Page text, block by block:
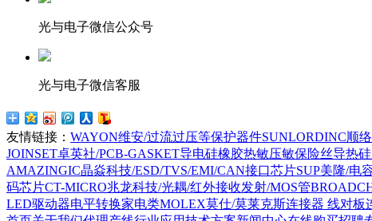
光与电子微信公众号
光与电子微信客服
友情链接： WAYON维安/过流过压等保护器件SUNLORDINC顺
JOINSET卓英社/PCB-GASKET导电硅橡胶热敏压敏保险丝导热
AMAZINGIC晶焱科技/ESD/TVS/EMI/CAN接口芯片SUP美隆/电
码芯片CT-MICRO兆龙科技/光耦/红外接收发射/MOS管
LED驱动器电平转换家电类MOLEX莫仕/莫莱克斯连接器 线对板